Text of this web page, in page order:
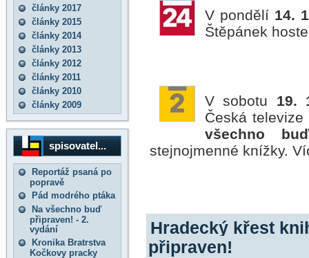
články 2017
články 2015
články 2014
články 2013
články 2012
články 2011
články 2010
články 2009
spisovatel...
Reportáž psaná po
popravě
Pád modrého ptáka
Na všechno buď
připraven! - 2.
vydání
Kronika Bratrstva
Kočkovy pracky
V pondělí 14.
Štěpánek
V sobotu 19.
Česká
všechno
stejnojmenné knížky.
Hradecký křest
připraven!